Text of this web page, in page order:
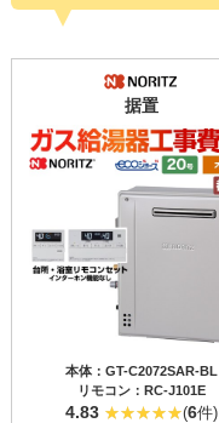
据置
本体：GT-C2072SAR-BL
リモコン：RC-J101E
4.83 (6件)